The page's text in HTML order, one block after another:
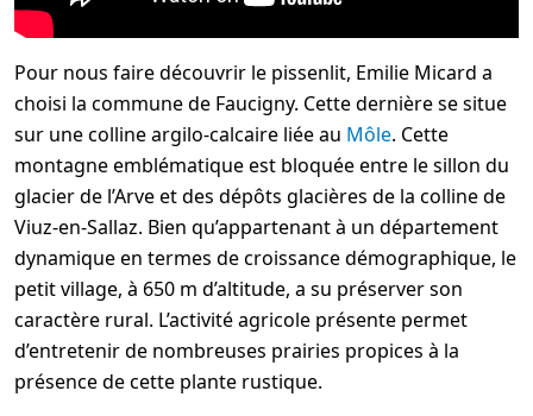
Pour nous faire découvrir le pissenlit, Emilie Micard a
choisi la commune de Faucigny. Cette dernière se situe
sur une colline argilo-calcaire liée au Môle. Cette
montagne emblématique est bloquée entre le sillon du
glacier de l’Arve et des dépôts glacières de la colline de
Viuz-en-Sallaz. Bien qu’appartenant à un département
dynamique en termes de croissance démographique, le
petit village, à 650 m d’altitude, a su préserver son
caractère rural. L’activité agricole présente permet
d’entretenir de nombreuses prairies propices à la
présence de cette plante rustique.